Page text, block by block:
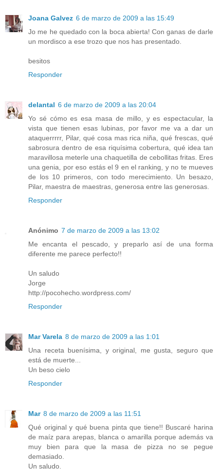
Joana Galvez 6 de marzo de 2009 a las 15:49
Jo me he quedado con la boca abierta! Con ganas de darle
un mordisco a ese trozo que nos has presentado.
besitos
Responder
delantal 6 de marzo de 2009 a las 20:04
Yo sé cómo es esa masa de millo, y es espectacular, la
vista que tienen esas lubinas, por favor me va a dar un
ataquerrrrr, Pilar, qué cosa mas rica niña, qué frescas, qué
sabrosura dentro de esa riquísima cobertura, qué idea tan
maravillosa meterle una chaquetilla de cebollitas fritas. Eres
una genia, por eso estás el 9 en el ranking, y no te mueves
de los 10 primeros, con todo merecimiento. Un besazo,
Pilar, maestra de maestras, generosa entre las generosas.
Responder
Anónimo 7 de marzo de 2009 a las 13:02
Me encanta el pescado, y preparlo así de una forma
diferente me parece perfecto!!
Un saludo
Jorge
http://pocohecho.wordpress.com/
Responder
Mar Varela 8 de marzo de 2009 a las 1:01
Una receta buenísima, y original, me gusta, seguro que
está de muerte...
Un beso cielo
Responder
Mar 8 de marzo de 2009 a las 11:51
Qué original y qué buena pinta que tiene!! Buscaré harina
de maíz para arepas, blanca o amarilla porque además va
muy bien para que la masa de pizza no se pegue
demasiado.
Un saludo.